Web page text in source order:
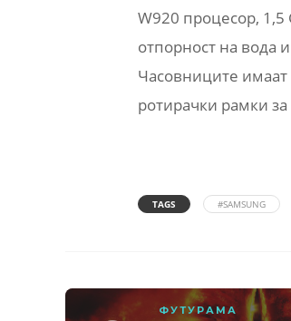
W920 процесор, 1,5
отпорност на вода
Часовниците
ротирачки рамки
TAGS #SAMSUNG
ФУТУРАМА